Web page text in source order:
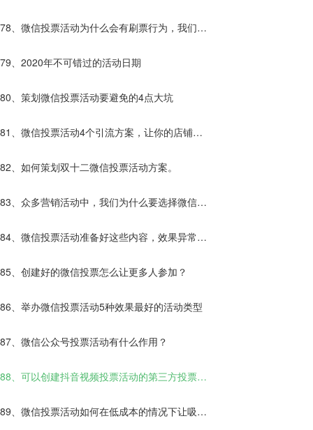
78、微信投票活动为什么会有刷票行为，我们该
79、2020年不可错过的活动日期
80、策划微信投票活动要避免的4点大坑
81、微信投票活动4个引流方案，让你的店铺客
流增加10倍
82、如何策划双十二微信投票活动方案。
83、众多营销活动中，我们为什么要选择微信投
票活动？
84、微信投票活动准备好这些内容，效果异常的
85、创建好的微信投票怎么让更多人参加？
86、举办微信投票活动5种效果最好的活动类型
87、微信公众号投票活动有什么作用？
88、可以创建抖音视频投票活动的第三方投票平
台哪些靠谱？
89、微信投票活动如何在低成本的情况下让吸粉